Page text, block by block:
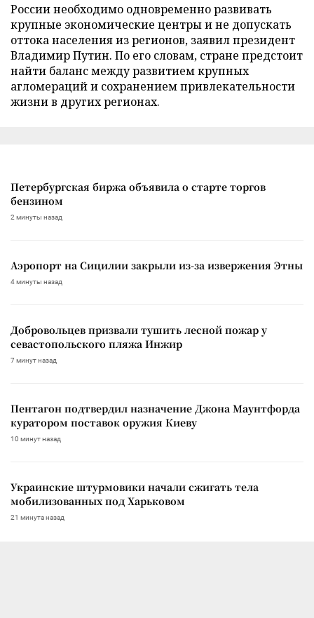
России необходимо одновременно развивать
крупные экономические центры и не допускать
оттока населения из регионов, заявил президент
Владимир Путин. По его словам, стране предстоит
найти баланс между развитием крупных
агломераций и сохранением привлекательности
жизни в других регионах.
Петербургская биржа объявила о старте торгов
бензином
2 минуты назад
Аэропорт на Сицилии закрыли из-за извержения Этны
4 минуты назад
Добровольцев призвали тушить лесной пожар у
севастопольского пляжа Инжир
7 минут назад
Пентагон подтвердил назначение Джона Маунтфорда
куратором поставок оружия Киеву
10 минут назад
Украинские штурмовики начали сжигать тела
мобилизованных под Харьковом
21 минута назад